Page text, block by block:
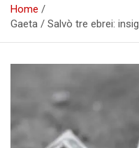
Home
Gaeta / Salvò tre ebrei: